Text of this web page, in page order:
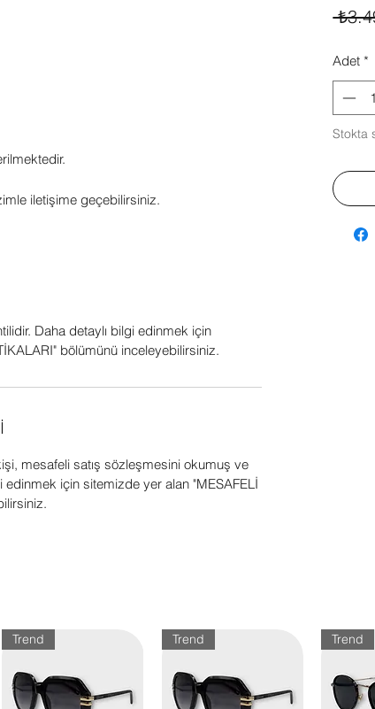
iletişime geçebilirsiniz.
Daha detaylı bilgi edinmek için
bölümünü inceleyebilirsiniz.
mesafeli satış sözleşmesini okumuş ve
edinmek için sitemizde yer alan "MESAFELİ
Adet *
Stokta
Trend Trend Trend